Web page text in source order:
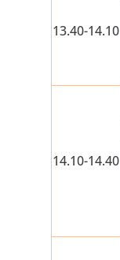
13.40-14.10
14.10-14.40